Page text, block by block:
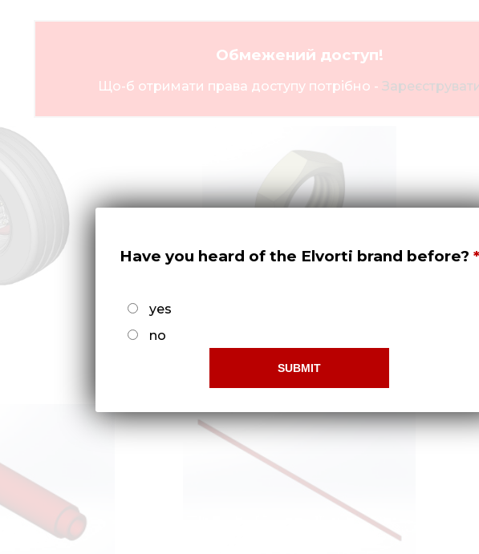
Обмежений доступ!
Що-б отримати права доступу потрібно -
Контргайка БДК 00.643
Have you heard of the Elvorti brand before?
yes
no